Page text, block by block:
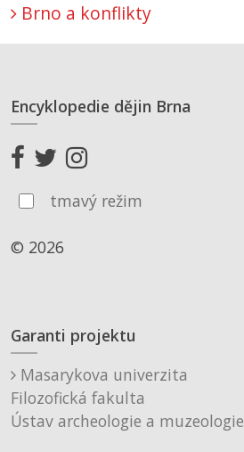
Brno a konflikty
Encyklopedie dějin Brna
tmavý režim
© 2026
Garanti projektu
Masarykova univerzita
Filozofická fakulta
Ústav archeologie a muzeologie